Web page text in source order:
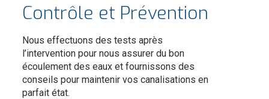
Contrôle et Prévention
Nous effectuons des tests après
l’intervention pour nous assurer du bon
écoulement des eaux et fournissons des
conseils pour maintenir vos canalisations en
parfait état.